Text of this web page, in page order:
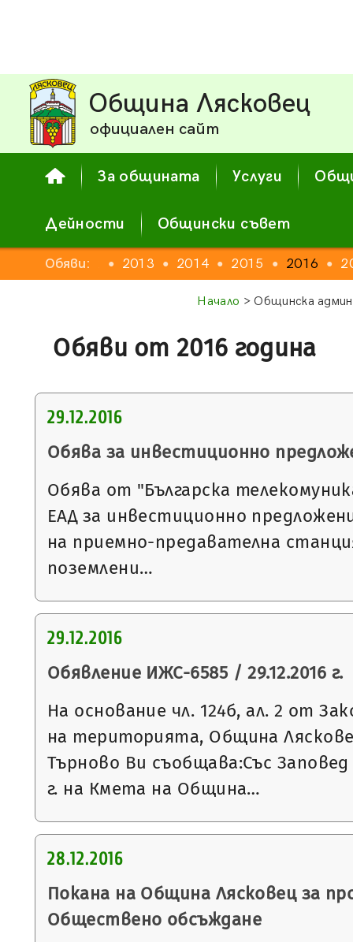
Община Лясковец
официален сайт
За общината Услуги
Дейности Общински съвет
Обяви:
● 2012 ● 2013 ● 2014 ● 2015 ● 2016 ●
Начало > Общинска
Обяви от 2016 година
29.12.2016
Обява за инвестиционно
Обява от "Българска
ЕАД за инвестиционно
на приемно-предавателна
поземлени…
29.12.2016
Обявление ИЖС-6585 / 29.12.2016 г.
На основание чл. 124б, ал. 2 от
на територията, Община
Търново Ви съобщава:Със
г. на Кмета на Община…
28.12.2016
Покана на Община Лясковец за
Обществено обсъждане